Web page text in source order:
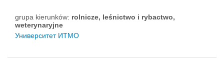
grupa kierunków: rolnicze, leśnictwo i rybactwo,
weterynaryjne
Университет ИТМО